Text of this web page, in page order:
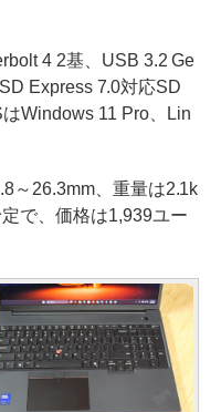
4 2基、USB 3.2 Ge
Express 7.0対応SD
Windows 11 Pro、Lin
～26.3mm、重量は2.1k
で、価格は1,939ユー